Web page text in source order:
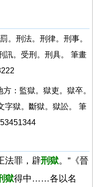
。刑法。刑律。刑事。
訊。受刑。刑具。 筆畫
：監獄。獄吏。獄卒。
字獄。斷獄。獄訟。 筆
法罪，辟刑獄。”《晉
獄得中……各以名